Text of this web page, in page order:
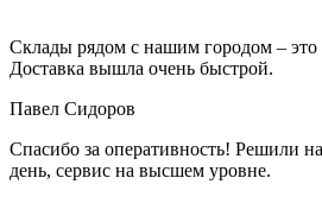
Склады рядом с нашим городом –
Доставка вышла очень быстрой.
Павел Сидоров
Спасибо за оперативность! Решили
день, сервис на высшем уровне.